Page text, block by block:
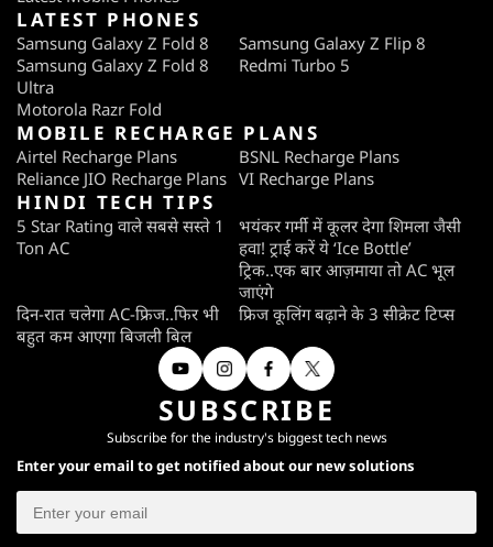
LATEST PHONES
Samsung Galaxy Z Fold 8
Samsung Galaxy Z Flip 8
Samsung Galaxy Z Fold 8
Ultra
Redmi Turbo 5
Motorola Razr Fold
MOBILE RECHARGE PLANS
Airtel Recharge Plans
BSNL Recharge Plans
Reliance JIO Recharge Plans VI Recharge Plans
HINDI TECH TIPS
5 Star Rating वाले सबसे सस्ते 1
Ton AC
भयंकर गर्मी में कूलर देगा शिमला जैसी
हवा! ट्राई करें ये ‘Ice Bottle’
ट्रिक..एक बार आज़माया तो AC भूल
जाएंगे
दिन-रात चलेगा AC-फ्रिज..फिर भी
बहुत कम आएगा बिजली बिल
फ्रिज कूलिंग बढ़ाने के 3 सीक्रेट टिप्स
SUBSCRIBE
Subscribe for the industry's biggest tech news
Enter your email to get notified about our new solutions